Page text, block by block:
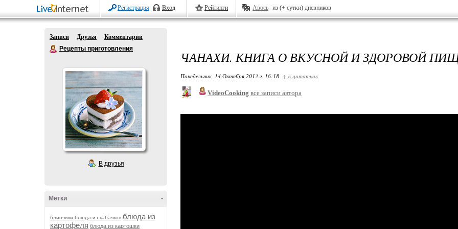
Регистрация Вход Рейтинги Авось из (+ сутки) дневников
Записи Друзья
Комментарии
Рецепты приготовления
В друзья
-
Метки
блинчики блюда из кабачков блюда из
картофеля блюда из картошки
ЧАНАХИ. КНИГА О ВКУСНОЙ И ЗДОРОВОЙ
Понедельник, 14 Октября 2013 г. 16:18 + в цитатник
VideoCooking все записи автора